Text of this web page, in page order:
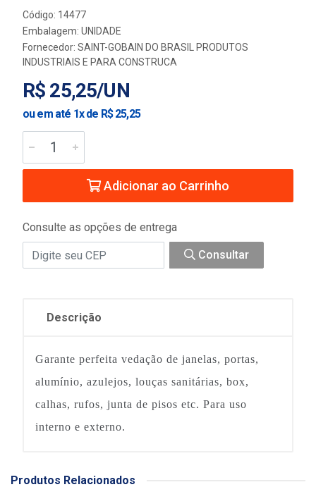
Código: 14477
Embalagem: UNIDADE
Fornecedor: SAINT-GOBAIN DO BRASIL PRODUTOS
INDUSTRIAIS E PARA CONSTRUCA
R$ 25,25/UN
ou em até 1x de R$ 25,25
Adicionar ao Carrinho
Consulte as opções de entrega
Consultar
Descrição
Garante perfeita vedação de janelas, portas,
alumínio, azulejos, louças sanitárias, box,
calhas, rufos, junta de pisos etc. Para uso
interno e externo.
Produtos Relacionados